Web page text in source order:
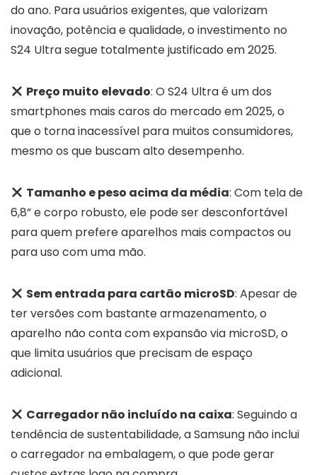
do ano. Para usuários exigentes, que valorizam
inovação, potência e qualidade, o investimento no
S24 Ultra segue totalmente justificado em 2025.
Preço muito elevado: O S24 Ultra é um dos
smartphones mais caros do mercado em 2025, o
que o torna inacessível para muitos consumidores,
mesmo os que buscam alto desempenho.
Tamanho e peso acima da média: Com tela de
6,8” e corpo robusto, ele pode ser desconfortável
para quem prefere aparelhos mais compactos ou
para uso com uma mão.
Sem entrada para cartão microSD: Apesar de
ter versões com bastante armazenamento, o
aparelho não conta com expansão via microSD, o
que limita usuários que precisam de espaço
adicional.
Carregador não incluído na caixa: Seguindo a
tendência de sustentabilidade, a Samsung não inclui
o carregador na embalagem, o que pode gerar